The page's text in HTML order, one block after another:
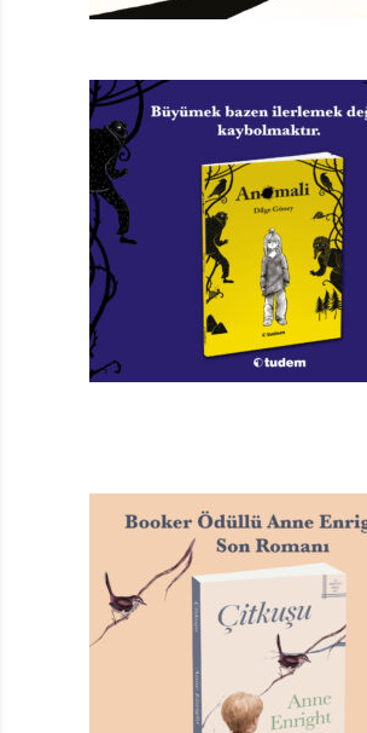
Canavarı, Denize Gömülen Çocuk,
Girilmeyen Oda, Gizli Tezgâh, Hain
Sonu, İki Demet Çiçek, İnci Sultan,
Kuyudaki At, Küçük Çoban, Nilüferin
Öksüz Nuray, Sarayda Üç Gece, Son
Unutulmayan İyilik, Yakut Yüzük, Yedi
Yoldaki Atlı kitaplarının hepsi Rafet
tarafından basılır.
1962’de,Yerli Malı ve Tutum Haftası
Zaimler’den;
Kahraman Türk Denizcileri
Küçük Maymunkitaplarının yayımcısı
Yayınevidir. Bunların haricinde basım
Gölün İncileri,
Kahramanıkitapları da Rafet Zaimler’in
kitaplardır.
Öğretmen yazar Hakkı Ercan’ın 1950’li
ortalarından 1960’lı yılların